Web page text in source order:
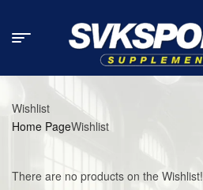
Wishlist
Home PageWishlist
There are no products on the Wishlist!